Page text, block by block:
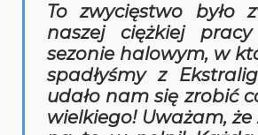
To zwycięstwo było
naszej ciężkiej
sezonie halowym, w
spadłyśmy z
udało nam się zrobić
wielkiego! Uważam, że